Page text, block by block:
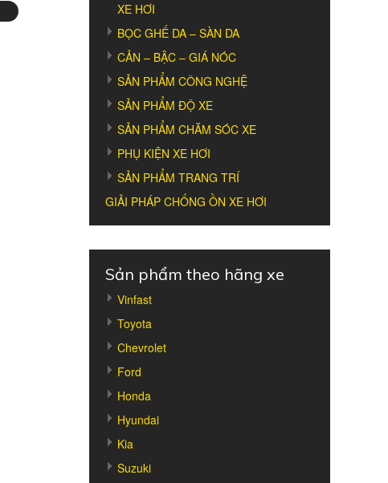
XE HƠI
BỌC GHẾ DA – SÀN DA
CẢN – BẬC – GIÁ NÓC
SẢN PHẨM CÔNG NGHỆ
SẢN PHẨM ĐỘ XE
SẢN PHẨM CHĂM SÓC XE
PHỤ KIỆN XE HƠI
SẢN PHẨM TRANG TRÍ
GIẢI PHÁP CHỐNG ỒN XE HƠI
Sản phẩm theo hãng xe
Vinfast
Toyota
Chevrolet
Ford
Honda
Hyundai
Kia
Suzuki